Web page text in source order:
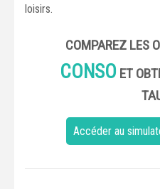
loisirs.
COMPAREZ LES
CONSO ET
Accéder au